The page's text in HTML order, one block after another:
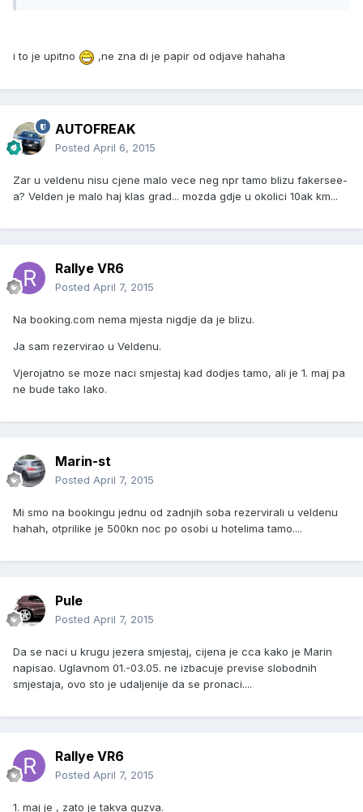
i to je upitno ,ne zna di je papir od odjave hahaha
AUTOFREAK
Posted April 6, 2015
Zar u veldenu nisu cjene malo vece neg npr tamo blizu fakersee-
a? Velden je malo haj klas grad... mozda gdje u okolici 10ak km...
Rallye VR6
Posted April 7, 2015
Na booking.com nema mjesta nigdje da je blizu.
Ja sam rezervirao u Veldenu.
Vjerojatno se moze naci smjestaj kad dodjes tamo, ali je 1. maj pa
ne bude tako lako.
Marin-st
Posted April 7, 2015
Mi smo na bookingu jednu od zadnjih soba rezervirali u veldenu
hahah, otprilike je 500kn noc po osobi u hotelima tamo....
Pule
Posted April 7, 2015
Da se naci u krugu jezera smjestaj, cijena je cca kako je Marin
napisao. Uglavnom 01.-03.05. ne izbacuje previse slobodnih
smjestaja, ovo sto je udaljenije da se pronaci....
Rallye VR6
Posted April 7, 2015
1. maj je , zato je takva guzva.